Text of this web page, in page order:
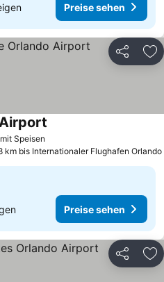
Preise sehen
Teilen
Speisen
km bis Internationaler Flughafen Orlando
Preise sehen
Teilen